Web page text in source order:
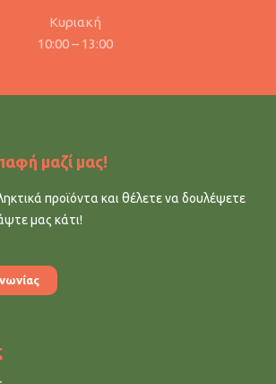
Κυριακή
10:00 – 13:00
μαζί μας!
προϊόντα και θέλετε να δουλέψετε
μας κάτι!